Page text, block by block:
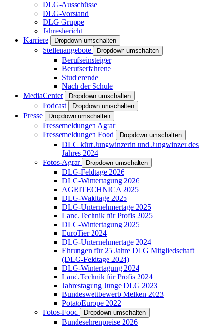
DLG-Ausschüsse
DLG-Vorstand
DLG Gruppe
Jahresbericht
Karriere
Dropdown umschalten
Stellenangebote Dropdown umschalten
Berufseinsteiger
Berufserfahrene
Studierende
Nach der Schule
MediaCenter
Dropdown umschalten
Podcast Dropdown umschalten
Presse Dropdown umschalten
Pressemeldungen Agrar
Pressemeldungen Food
Dropdown umschalten
DLG kürt Jungwinzerin und Jungwinzer des
Jahres 2024
Fotos-Agrar
Dropdown umschalten
DLG-Feldtage 2026
DLG-Wintertagung 2026
AGRITECHNICA 2025
DLG-Waldtage 2025
DLG-Unternehmertage 2025
Land.Technik für Profis 2025
DLG-Wintertagung 2025
EuroTier 2024
DLG-Unternehmertage 2024
Ehrungen für 25 Jahre DLG Mitgliedschaft
(DLG-Feldtage 2024)
DLG-Wintertagung 2024
Land.Technik für Profis 2024
Jahrestagung Junge DLG 2023
Bundeswettbewerb Melken 2023
PotatoEurope 2022
Fotos-Food
Dropdown umschalten
Bundesehrenpreise 2026